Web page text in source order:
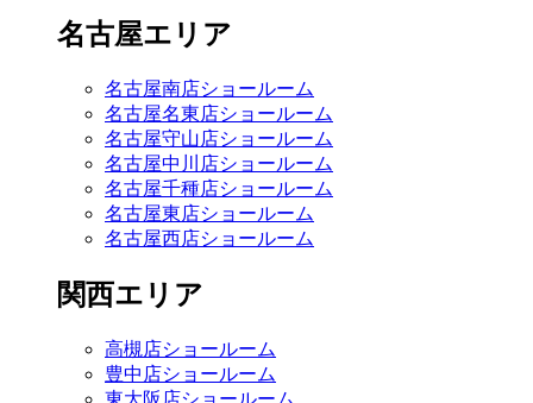
名古屋エリア
名古屋南店ショールーム
名古屋名東店ショールーム
名古屋守山店ショールーム
名古屋中川店ショールーム
名古屋千種店ショールーム
名古屋東店ショールーム
名古屋西店ショールーム
関西エリア
高槻店ショールーム
豊中店ショールーム
東大阪店ショールーム